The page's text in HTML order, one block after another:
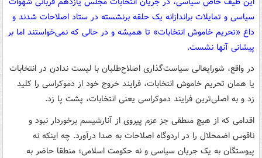
سیاسی و تمایلات براندازانه یک حلقه برنشسته در ستاد اصلاحات شدند و
داغ «تحریم خاموش انتخابات» تا همیشه و در حالی که نمی‌خواستند اما بر
پیشانی آنها نشست.
در واقع، شورایعالی سیاست‌گذاری اصلاح‌طلبان با لیست ندادن در انتخابات
یا همان تحریم خاموش انتخابات، فرایند خروج خود از دموکراسی را کلید
زد و به اصلی‌ترین فرایند دموکراسی یعنی انتخابات، پشت پا زد.
اقدامی که از هیچ منطقی جز عزم پیروی از آنارشیسم برخوردار نبود و
ناقوس اضمحلال را در اردوگاه اصلاحات به صدا درآورد. چه اینکه نه
پیوستگان به یک جریان سیاسی و نه حکومت اسلامی؛ منطقا حاضر به